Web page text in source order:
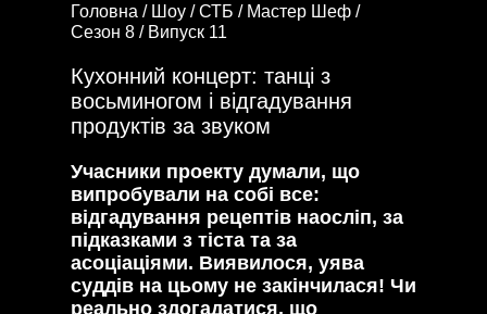
Головна / Шоу /СТБ / Мастер Шеф /
Сезон 8 / Випуск 11
Кухонний концерт: танці з
восьминогом і відгадування
продуктів за звуком
Учасники проекту думали, що
випробували на собі все:
відгадування рецептів наосліп, за
підказками з тіста та за
асоціаціями. Виявилося, уява
суддів на цьому не закінчилася! Чи
реально здогадатися, що